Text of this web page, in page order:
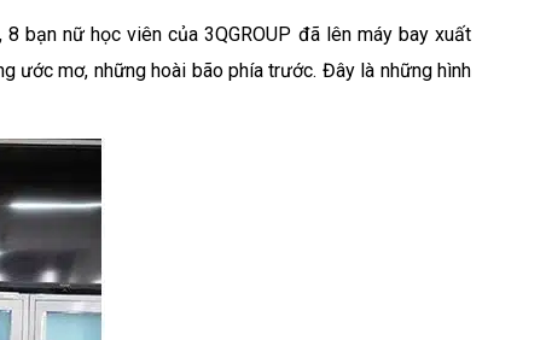
bạn nữ học viên của 3QGROUP đã lên máy bay xuất
ước mơ, những hoài bão phía trước. Đây là những hình